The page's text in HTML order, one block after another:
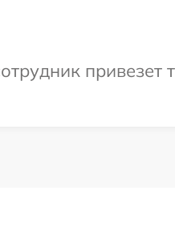
привезет